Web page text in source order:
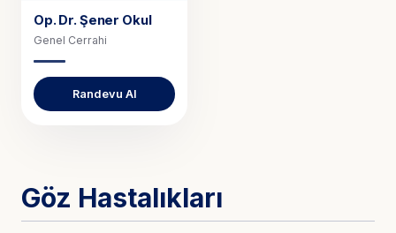
Op. Dr. Şener Okul
Genel Cerrahi
Randevu Al
Göz Hastalıkları